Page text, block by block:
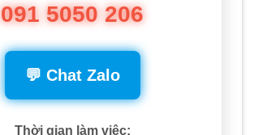
091 5050 206
💬 Chat Zalo
Thời gian làm việc: